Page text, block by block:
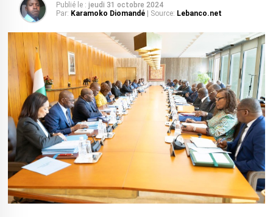
Publié le : jeudi 31 octobre 2024
Par: Karamoko Diomandé | Source: Lebanco.net